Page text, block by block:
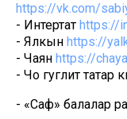
https://vk.com/
- Интертат https://
- Ялкын https://
- Чаян https://
- Чо гуглит татар
- «Саф» балалар